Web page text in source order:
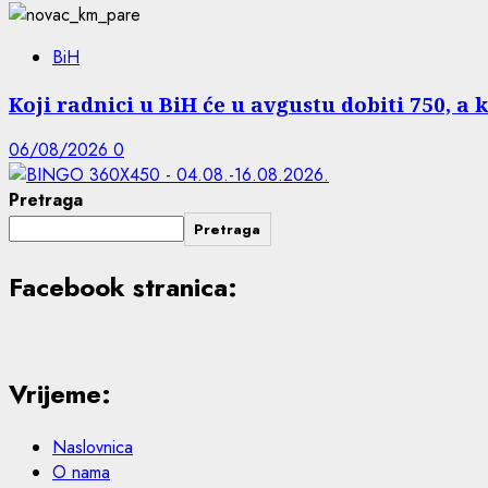
BiH
Koji radnici u BiH će u avgustu dobiti 750, a
06/08/2026 0
Pretraga
Pretraga
Facebook stranica:
Vrijeme:
Naslovnica
O nama